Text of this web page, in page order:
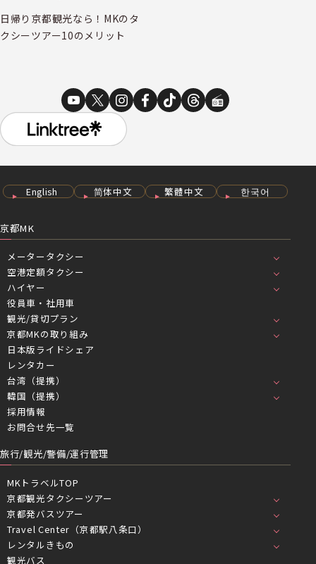
日帰り京都観光なら！MKのタ
クシーツアー10のメリット
English 简体中文 繁體中文 한국어
京都MK
メータータクシー
空港定額タクシー
ハイヤー
役員車・社用車
観光/貸切プラン
京都MKの取り組み
日本版ライドシェア
レンタカー
台湾（提携）
韓国（提携）
採用情報
お問合せ先一覧
旅行/観光/警備/運行管理
MKトラベルTOP
京都観光タクシーツアー
京都発バスツアー
Travel Center（京都駅八条口）
レンタルきもの
観光バス